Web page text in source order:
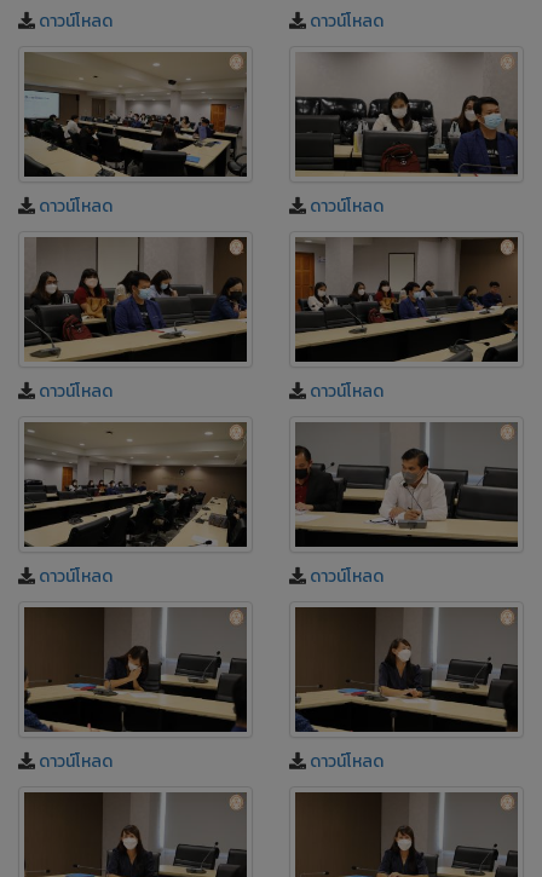
ดาวน์โหลด ดาวน์โหลด
ดาวน์โหลด ดาวน์โหลด
ดาวน์โหลด ดาวน์โหลด
ดาวน์โหลด ดาวน์โหลด
ดาวน์โหลด ดาวน์โหลด